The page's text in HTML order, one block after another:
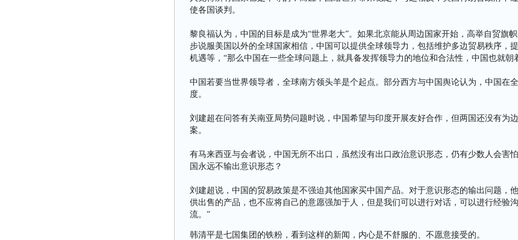
使各国谈判。
黎良福认为，中国的目标是成为“世界老大”。如果北京能从周边国家开始，高举自贸旗
步说服美国以外的全球国家相信，中国可以提供全球领导力，包括维护多边贸易秩序，
机遇等，“那么中国在一些全球问题上，就具备发挥领导力的地位和合法性，中国也就朝
中国若要当世界领导者，全球南方领头羊是个起点。部分西方与中国舆论认为，中国在
度。
刘建超在问答有关南亚局势问题时说，中国希望与印度开展友好合作，但两国还没有为
案。
有马来西亚与会者说，中国无所不出口，虽然没有出口政治意识形态，仍有少数人会害
国永远不输出意识形态？
刘建超说，中国的贸易政策是不强迫其他国家买中国产品。对于意识形态的输出问题，
供出售的产品，也不应将自己的意愿强加于人，但是我们可以进行对话，可以进行经验
流。”
韩清平是七国集团的铁粉，看到这样的新闻，内心是不舒服的、不愿意接受的。